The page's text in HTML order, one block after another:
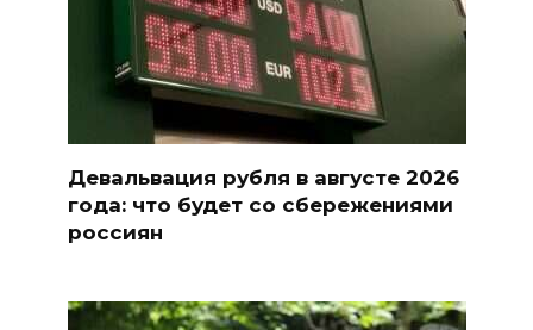
Девальвация рубля в августе 2026
года: что будет со сбережениями
россиян